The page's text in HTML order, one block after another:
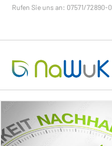
Rufen Sie uns an: 07571/72890-0